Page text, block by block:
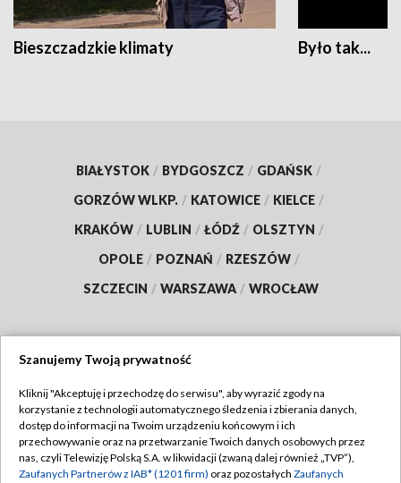
Bieszczadzkie klimaty Było tak...
BIAŁYSTOK / BYDGOSZCZ / GDAŃSK /
GORZÓW WLKP. / KATOWICE / KIELCE /
KRAKÓW / LUBLIN / ŁÓDŹ / OLSZTYN /
OPOLE / POZNAŃ / RZESZÓW /
SZCZECIN / WARSZAWA / WROCŁAW
TVP
Abonament TVP
Emisja w TVP
Regulamin TVP
Polityka prywatności
Szanujemy Twoją prywatność
Kliknij "Akceptuję i przechodzę do serwisu", aby wyrazić zgody na
korzystanie z technologii automatycznego śledzenia i zbierania danych,
dostęp do informacji na Twoim urządzeniu końcowym i ich
przechowywanie oraz na przetwarzanie Twoich danych osobowych przez
nas, czyli Telewizję Polską S.A. w likwidacji (zwaną dalej również „TVP”),
Zaufanych Partnerów z IAB* (1201 firm) oraz pozostałych Zaufanych